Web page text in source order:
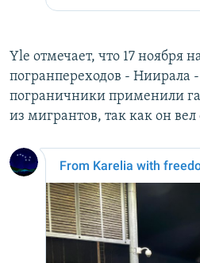
Yle отмечает, что 17 ноября
погранпереходов - Ниирала
пограничники применили
из мигрантов, так как он вел